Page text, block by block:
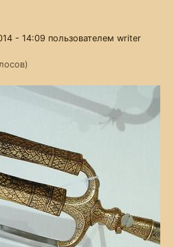
- 14:09 пользователем writer